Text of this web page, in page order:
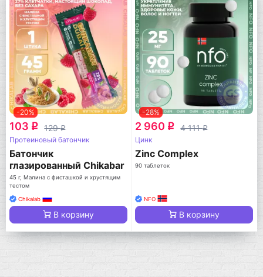
-20%
103 q 129q
Протеиновый батончик
Батончик
глазированный Chikabar
Dubai
45 г, Малина с фисташкой и хрустящим
тестом
Chikalab
В корзину
-28%
2 960 q 4 111q
Цинк
Zinc Complex
90 таблеток
NFO
В корзину